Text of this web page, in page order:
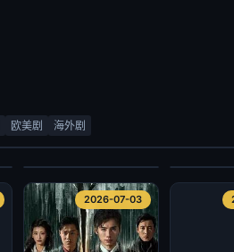
欧美剧 海外剧
海外剧
2026/泰国
2026-07-03
2026/泰国
2026-07-03